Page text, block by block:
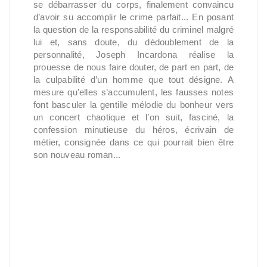
se débarrasser du corps, finalement convaincu
d’avoir su accomplir le crime parfait... En posant
la question de la responsabilité du criminel malgré
lui et, sans doute, du dédoublement de la
personnalité, Joseph Incardona réalise la
prouesse de nous faire douter, de part en part, de
la culpabilité d’un homme que tout désigne. A
mesure qu’elles s’accumulent, les fausses notes
font basculer la gentille mélodie du bonheur vers
un concert chaotique et l’on suit, fasciné, la
confession minutieuse du héros, écrivain de
métier, consignée dans ce qui pourrait bien être
son nouveau roman...